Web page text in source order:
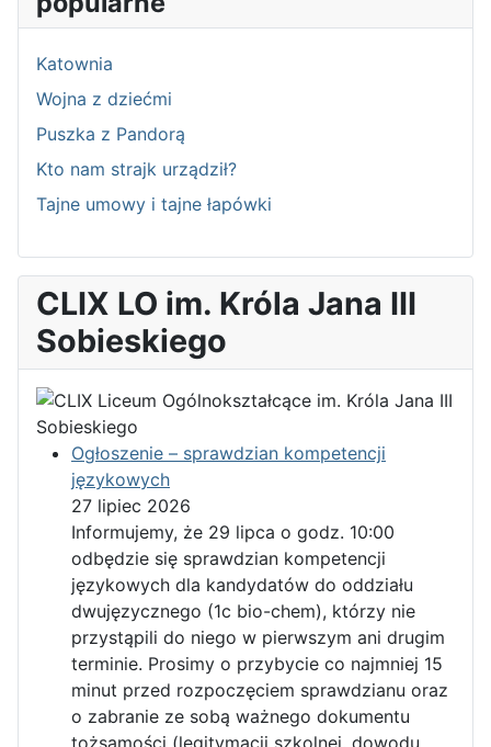
Katownia
Wojna z dziećmi
Puszka z Pandorą
Kto nam strajk urządził?
Tajne umowy i tajne łapówki
CLIX LO im. Króla Jana III
Sobieskiego
Ogłoszenie – sprawdzian kompetencji
językowych
27 lipiec 2026
Informujemy, że 29 lipca o godz. 10:00
odbędzie się sprawdzian kompetencji
językowych dla kandydatów do oddziału
dwujęzycznego (1c bio-chem), którzy nie
przystąpili do niego w pierwszym ani drugim
terminie. Prosimy o przybycie co najmniej 15
minut przed rozpoczęciem sprawdzianu oraz
o zabranie ze sobą ważnego dokumentu